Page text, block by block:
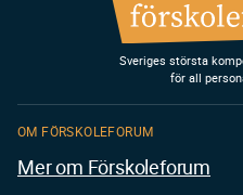
Sveriges största
för all
OM FÖRSKOLEFORUM
Mer om Förskoleforum